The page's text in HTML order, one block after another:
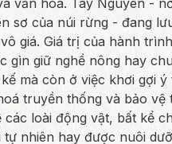
sơ của núi rừng - đang
giá. Giá trị của hành
gìn giữ nghề nông hay
mà còn ở việc khơi gợi ý
truyền thống và bảo vệ
các loài động vật, bất kể
tự nhiên hay được nuôi